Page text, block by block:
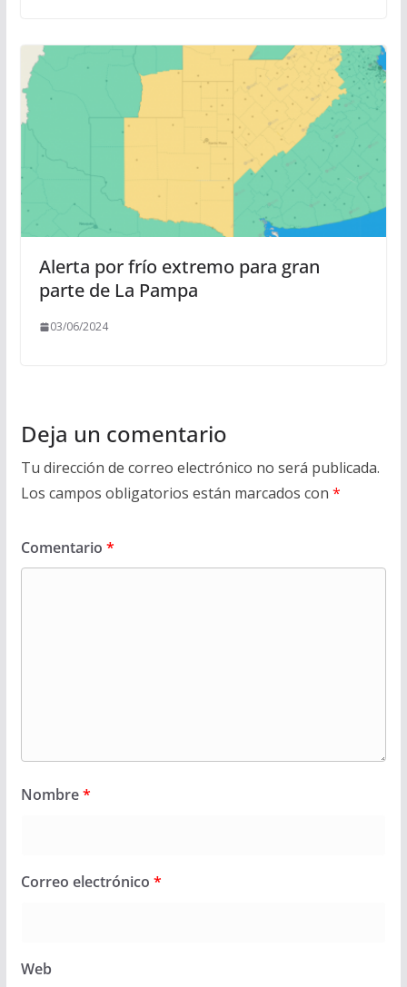
Alerta por frío extremo para gran
parte de La Pampa
03/06/2024
Deja un comentario
Tu dirección de correo electrónico no será publicada.
Los campos obligatorios están marcados con *
Comentario *
Nombre*
Correo electrónico *
Web